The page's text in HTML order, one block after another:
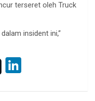
terseret oleh Truck
insident ini,”
ke